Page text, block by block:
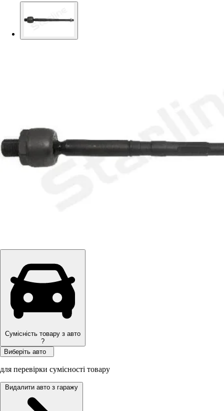
Сумісність товару з авто
?
Виберіть авто
для перевірки сумісності товару
Видалити авто з гаражу